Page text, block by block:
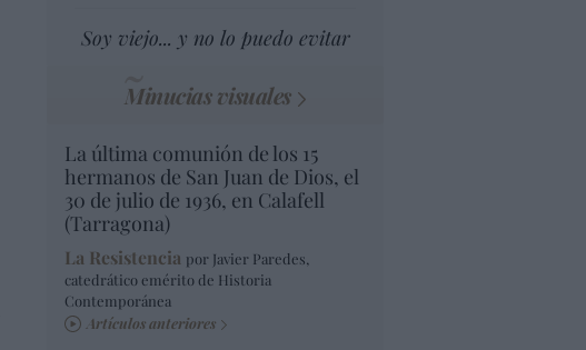
Soy viejo... y no lo puedo evitar
Minucias visuales
La última comunión de los 15
hermanos de San Juan de Dios, el
30 de julio de 1936, en Calafell
(Tarragona)
La Resistencia por Javier Paredes,
catedrático emérito de Historia
Contemporánea
Artículos anteriores